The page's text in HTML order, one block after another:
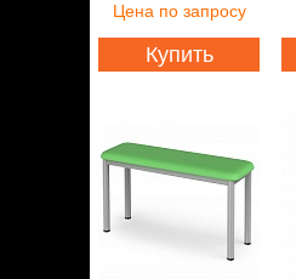
Цена по запросу
Купить